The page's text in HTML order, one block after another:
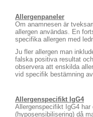
Allergenpaneler
Om anamnesen är
allergen användas. En
specifika allergen med
Ju fler allergen man
falska positiva resultat
observera att enskilda
vid specifik bestämning
Allergenspecifikt IgG4
Allergenspecifikt IgG4
(hyposensibilisering) då